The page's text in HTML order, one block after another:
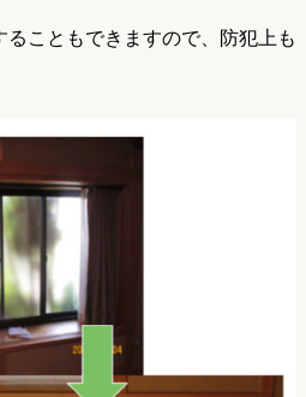
こともできますので、防犯上も